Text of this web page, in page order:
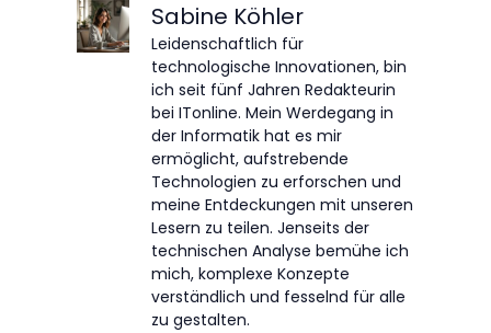
Sabine Köhler
Leidenschaftlich für
technologische Innovationen, bin
ich seit fünf Jahren Redakteurin
bei ITonline. Mein Werdegang in
der Informatik hat es mir
ermöglicht, aufstrebende
Technologien zu erforschen und
meine Entdeckungen mit unseren
Lesern zu teilen. Jenseits der
technischen Analyse bemühe ich
mich, komplexe Konzepte
verständlich und fesselnd für alle
zu gestalten.